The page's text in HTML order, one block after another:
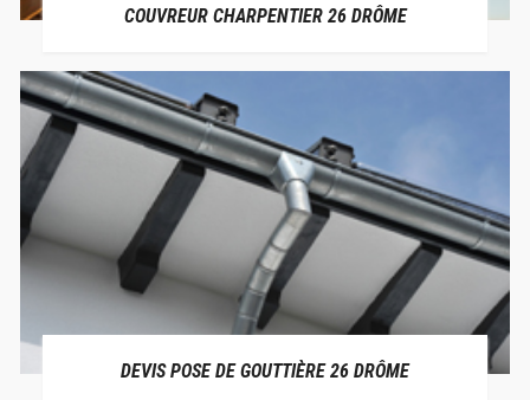
COUVREUR CHARPENTIER 26 DRÔME
DEVIS POSE DE GOUTTIÈRE 26 DRÔME